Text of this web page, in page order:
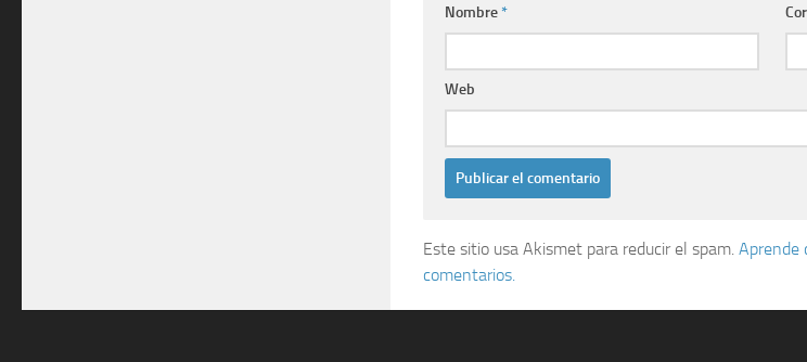
Nombre*
Web
Este sitio usa Akismet para reducir el spam. Aprende
comentarios.